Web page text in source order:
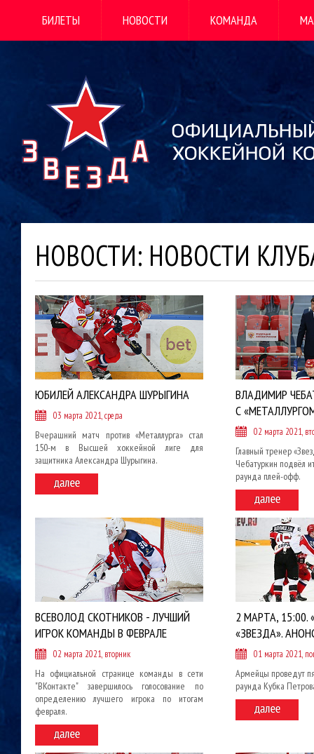
БИЛЕТЫ НОВОСТИ КОМАНДА
НОВОСТИ: НОВОСТИ
ЮБИЛЕЙ АЛЕКСАНДРА ШУРЫГИНА
03 марта 2021, среда
Вчерашний матч против «Металлурга» стал
150-м в Высшей хоккейной лиге для
защитника Александра Шурыгина.
ВЛАДИМИР
С
02 марта 2021,
Главный тренер
Чебатуркин подвёл
раунда плей-офф.
ВСЕВОЛОД СКОТНИКОВ - ЛУЧШИЙ
ИГРОК КОМАНДЫ В ФЕВРАЛЕ
02 марта 2021, вторник
На официальной странице команды в сети
"ВКонтакте" завершилось голосование по
определению лучшего игрока по итогам
февраля.
2 МАРТА, 15:00.
«ЗВЕЗДА».
01 марта 2021,
Армейцы проведут
раунда Кубка